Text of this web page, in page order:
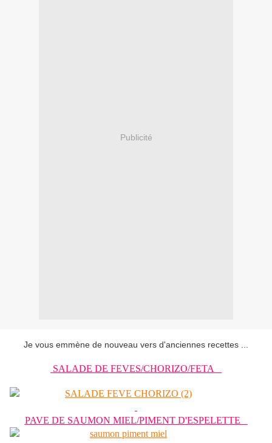
Publicité
Je vous emmène de nouveau vers d'anciennes recettes ...
SALADE DE FEVES/CHORIZO/FETA
PAVE DE SAUMON MIEL/PIMENT D'ESPELETTE